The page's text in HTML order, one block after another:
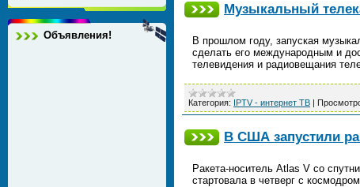
Объявления!
Музыкальный
В прошлом году, запуская
сделать его международным и
телевидения и радиовещания
Категория: IPTV - интернет ТВ |
В США запустили
Ракета-носитель Atlas V со
стартовала в четверг с